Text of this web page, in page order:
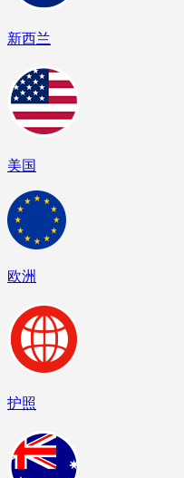
新西兰
美国
欧洲
护照